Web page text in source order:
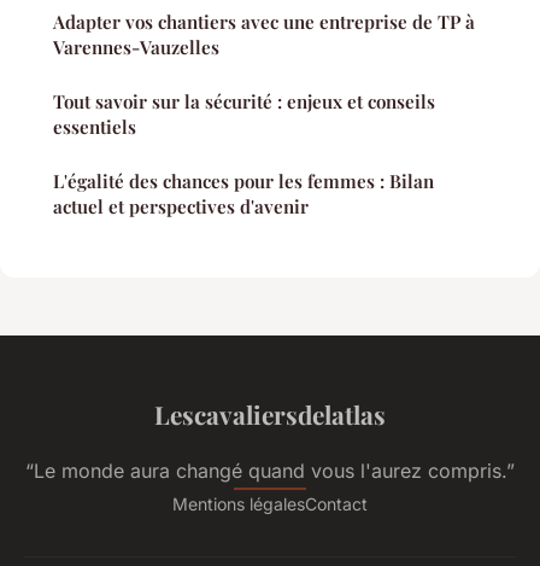
Adapter vos chantiers avec une entreprise de TP à
Varennes-Vauzelles
Tout savoir sur la sécurité : enjeux et conseils
essentiels
L'égalité des chances pour les femmes : Bilan
actuel et perspectives d'avenir
Lescavaliersdelatlas
“Le monde aura changé quand vous l'aurez compris.”
Mentions légalesContact